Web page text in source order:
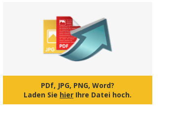
PDf, JPG, PNG, Word?
Laden Sie hier Ihre Datei hoch.